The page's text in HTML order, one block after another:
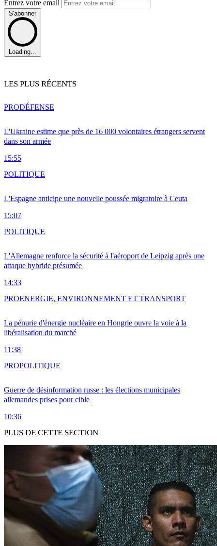
Entrez votre email
S'abonner
Loading...
LES PLUS RÉCENTS
L'Ukraine estime que près de 16 000 volontaires étrangers servent
dans son armée
15:55
PRODÉFENSE
L'Espagne anticipe une nouvelle poussée migratoire à Ceuta
15:07
POLITIQUE
L'Allemagne renforce la sécurité à l'aéroport de Leipzig après une
attaque hybride présumée
14:33
POLITIQUE
La pénurie d'énergie nucléaire en Hongrie ouvre la voie à la
libéralisation du marché
11:38
PROENERGIE, ENVIRONNEMENT ET TRANSPORT
Guerre de désinformation russe : les élections municipales
allemandes prises pour cible
10:36
PROPOLITIQUE
PLUS DE CETTE SECTION